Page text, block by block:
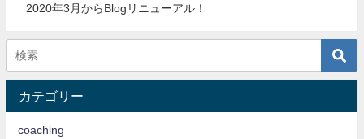
2020年3月からBlogリニューアル！
カテゴリー
coaching